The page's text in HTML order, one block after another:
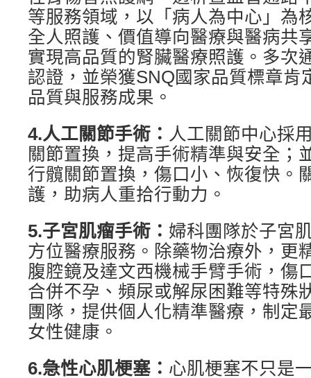
等服務領域，以「病人為中心」為
全人照護、價值導向醫療與醫病共
實現高品質的腎臟醫療照護。多次
認證，並榮獲SNQ國家品質標章肯
品質與服務成果。
4.人工關節手術： 人工關節中心採
關節置換，提高手術精準與安全；
行髖關節置換，傷口小、恢復快。
護，助病人重拾行動力。
5.子宮肌瘤手術： 婦科團隊於子宮
方位醫療服務。除藥物治療外，更
腹腔鏡及達文西機械手臂手術，傷
合併不孕、頻尿或解尿困難等特殊
團隊，提供個人化精準醫療，制定
女性健康。
6.急性心肌梗塞： 心肌梗塞不只是